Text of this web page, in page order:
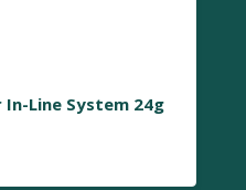
Line System 24g